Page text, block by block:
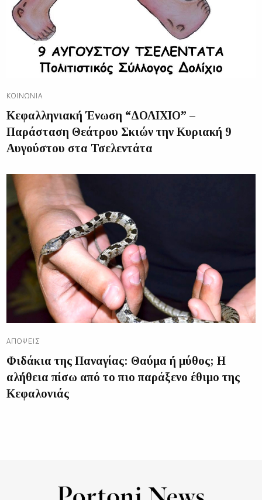
ΚΟΙΝΩΝΊΑ
Κεφαλληνιακή Ένωση “ΔΟΛΙΧΙΟ” –
Παράσταση Θεάτρου Σκιών την Κυριακή 9
Αυγούστου στα Τσελεντάτα
ΑΠΌΨΕΙΣ
Φιδάκια της Παναγίας: Θαύμα ή μύθος; Η
αλήθεια πίσω από το πιο παράξενο έθιμο της
Κεφαλονιάς